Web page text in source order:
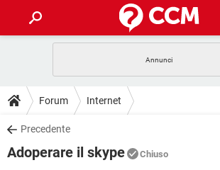
INTRATTENIMENTO
iOS
INSTAGRAM
GUIDE
COVID-19
DOWNLOAD
COVID-19
FORUM
Forum Internet
Precedente
Adoperare il skype Chiuso